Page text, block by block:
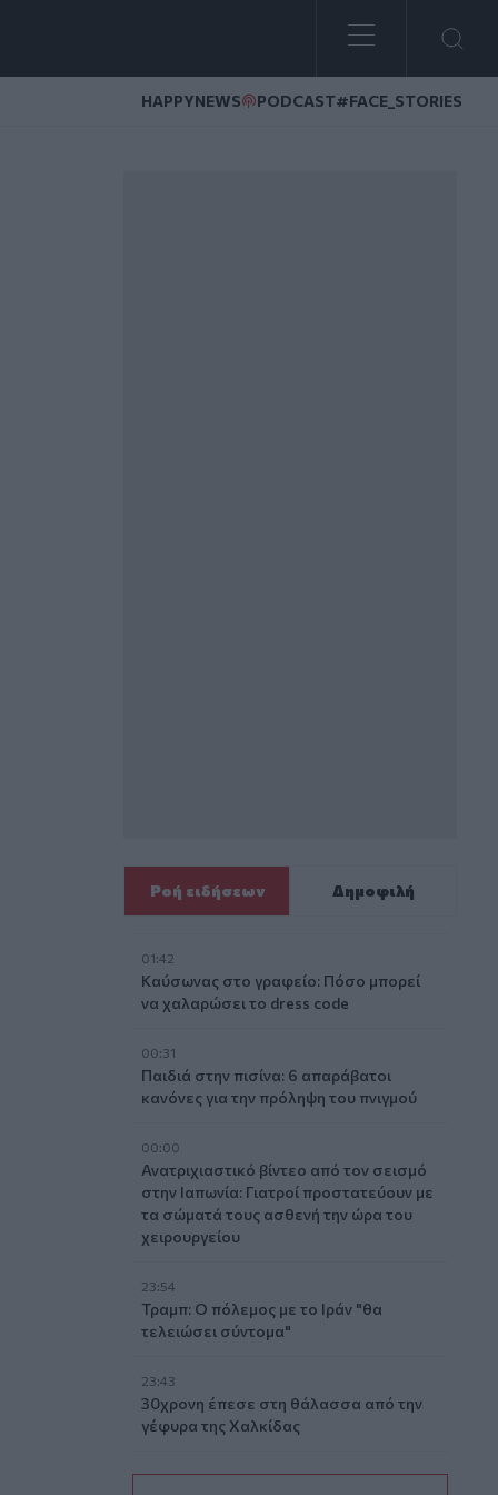
HAPPYNEWS PODCAST#FACE_STORIES
Ροή ειδήσεων Δημοφιλή
01:42
Καύσωνας στο γραφείο: Πόσο μπορεί
να χαλαρώσει το dress code
00:31
Παιδιά στην πισίνα: 6 απαράβατοι
κανόνες για την πρόληψη του πνιγμού
00:00
Ανατριχιαστικό βίντεο από τον σεισμό
στην Ιαπωνία: Γιατροί προστατεύουν με
τα σώματά τους ασθενή την ώρα του
χειρουργείου
23:54
Τραμπ: Ο πόλεμος με το Ιράν "θα
τελειώσει σύντομα"
23:43
30χρονη έπεσε στη θάλασσα από την
γέφυρα της Χαλκίδας
23:32